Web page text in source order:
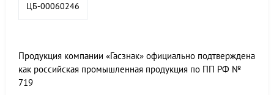
ЦБ-00060246
Продукция компании «Гасзнак» официально подтверждена
как российская промышленная продукция по ПП РФ №
719